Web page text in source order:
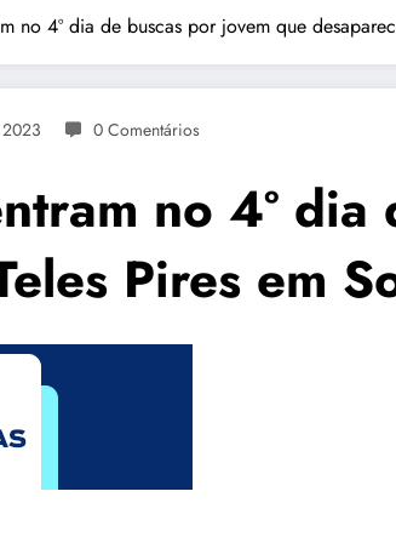
no 4º dia de buscas por jovem que
0 Comentários
no 4º
Pires em